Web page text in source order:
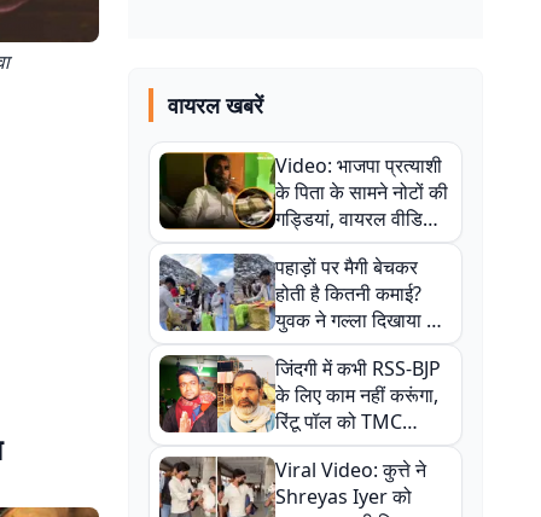
वायरल खबरें
Video: भाजपा प्रत्याशी
के पिता के सामने नोटों की
गड्डियां, वायरल वीडियो
से राजनीति में उबाल,
अजित महतो बोले- TMC
की गंदी चाल
पहाड़ों पर मैगी बेचकर
होती है कितनी कमाई?
युवक ने गल्ला दिखाया तो
नौकरी वालों के खड़े हो गए
कान
जिंदगी में कभी RSS-BJP
के लिए काम नहीं करूंगा,
रिंटू पॉल को TMC
ऑफिस में ले जाकर पीटा,
Video वायरल
Viral Video: कुत्ते ने
Shreyas Iyer को